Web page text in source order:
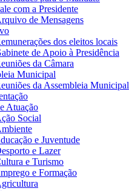
com a Presidente
de Mensagens
dos eleitos locais
de Apoio à Presidência
da Câmara
Municipal
da Assembleia Municipal
Atuação
Social
e Juventude
e Lazer
e Turismo
e Formação